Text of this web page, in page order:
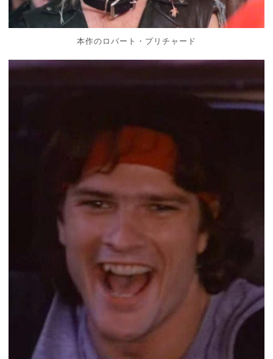
本作のロバート・プリチャード